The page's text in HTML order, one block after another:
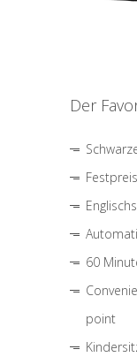
Der
Festpreis
60
point